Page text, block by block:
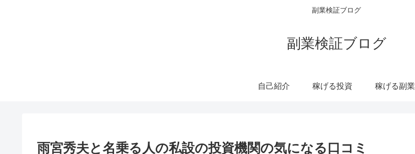
副業検証ブログ
副業検証ブログ
自己紹介 稼げる投資 稼げる副業
雨宮秀夫と名乗る人の私設の投資機関の気になる口コミ